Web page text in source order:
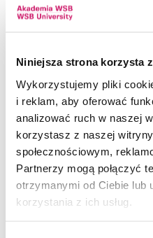
Niniejsza strona korzysta
Wykorzystujemy pliki
i reklam, aby oferować
analizować ruch w naszej
korzystasz z naszej
społecznościowym,
Partnerzy mogą połączyć
otrzymanymi od Ciebie lub
korzystania z ich usług.
Rektora Akademii WSB.
umiejętności
komunikację.
dłoń” otrzymała
absolwentka kierunku
natomiast tytułem „
nagrodzono Martę
kierunku Logopedia –